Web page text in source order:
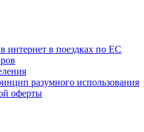
интернет в поездках по ЕС
разумного использования
оферты